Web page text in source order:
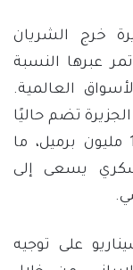
خرج الشريان
عبرها النسبة
العالمية.
تضم حاليًا
مخزونًا من النفط الخام يقدر بنحو 18 مليون برميل، ما
يسعى إلى
على توجيه